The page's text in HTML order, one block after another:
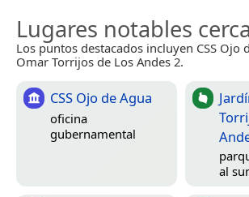
Lugares notables
Los puntos destacados incluyen CSS Ojo
Omar Torrijos de Los Andes 2.
CSS Ojo de Agua
oficina
gubernamental
al